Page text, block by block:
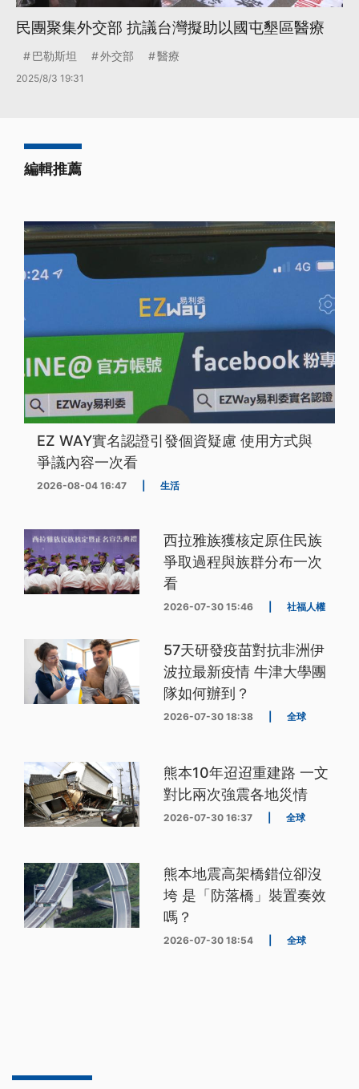
民團聚集外交部 抗議台灣擬助以國屯墾區醫療
巴勒斯坦 外交部 醫療
2025/8/3 19:31
編輯推薦
EZ WAY實名認證引發個資疑慮 使用方式與
爭議內容一次看
2026-08-04 16:47 生活
西拉雅族獲核定原住民族
爭取過程與族群分布一次
看
2026-07-30 15:46 社福人權
57天研發疫苗對抗非洲伊
波拉最新疫情 牛津大學團
隊如何辦到？
2026-07-30 18:38 全球
熊本10年迢迢重建路 一文
對比兩次強震各地災情
2026-07-30 16:37 全球
熊本地震高架橋錯位卻沒
垮 是「防落橋」裝置奏效
嗎？
2026-07-30 18:54 全球